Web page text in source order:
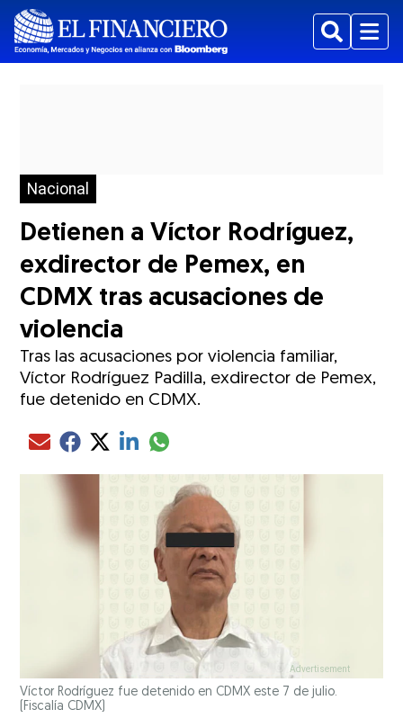
BuscarMenu
Nacional
Detienen a Víctor Rodríguez,
exdirector de Pemex, en
CDMX tras acusaciones de
violencia
Tras las acusaciones por violencia familiar,
Víctor Rodríguez Padilla, exdirector de Pemex,
fue detenido en CDMX.
Compartir el artículo actual mediante Email
Compartir el artículo actual mediante Facebook
Compartir el artículo actual mediante Twitter
Compartir el artículo actual mediante LinkedIn
Compartir el artículo actual mediante
Víctor Rodríguez fue detenido en CDMX este 7 de julio.
(Fiscalía CDMX)